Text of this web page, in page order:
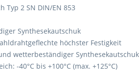
Typ 2 SN DIN/EN 853
Synthesekautschuk
höchster Festigkeit
wetterbeständiger Synthesekautschuk
-40°C bis +100°C (max. +125°C)